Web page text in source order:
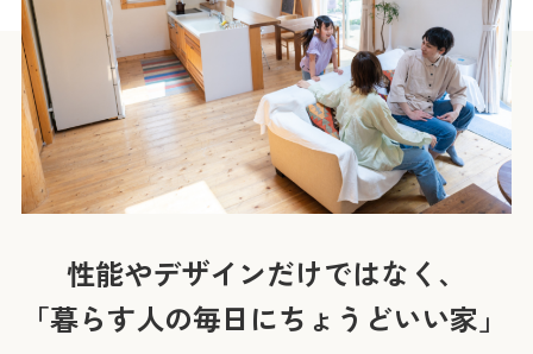
性能やデザインだけではなく、
「暮らす人の毎日にちょうどいい家」